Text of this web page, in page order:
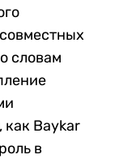
словам
Baykar
в